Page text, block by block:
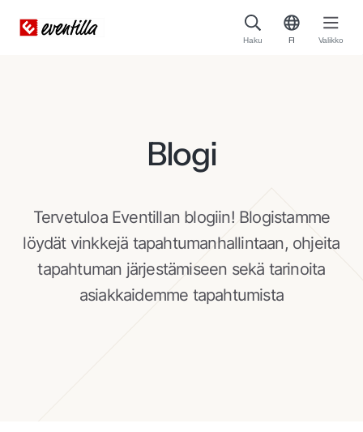
Haku FI Valikko
Blogi
Tervetuloa Eventillan blogiin! Blogistamme
löydät vinkkejä tapahtumanhallintaan, ohjeita
tapahtuman järjestämiseen sekä tarinoita
asiakkaidemme tapahtumista